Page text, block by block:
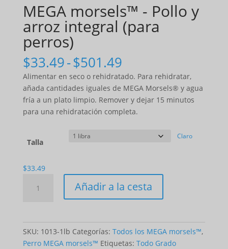
MEGA morsels™ - Pollo y
arroz integral (para
perros)
$33.49-$501.49Gama
de
precios:
$33.49
a
$501.49
Alimentar en seco o rehidratado. Para rehidratar,
añada cantidades iguales de MEGA Morsels® y agua
fría a un plato limpio. Remover y dejar 15 minutos
para una rehidratación completa.
Talla
Claro
$33.49
MEGA
Añadir a la cesta
SKU: 1013-1lb Categorías: Todos los MEGA morsels™,
Perro MEGA morsels™ Etiquetas: Todo Grado